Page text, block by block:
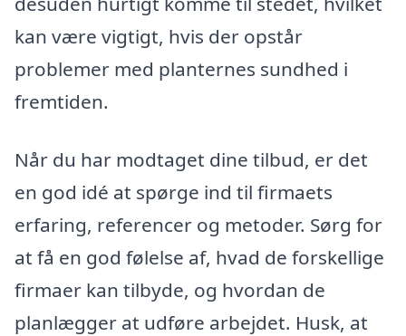
kan være vigtigt, hvis der opstår
problemer med planternes sundhed i
fremtiden.
Når du har modtaget dine tilbud, er det
en god idé at spørge ind til firmaets
erfaring, referencer og metoder. Sørg for
at få en god følelse af, hvad de forskellige
firmaer kan tilbyde, og hvordan de
planlægger at udføre arbejdet. Husk, at